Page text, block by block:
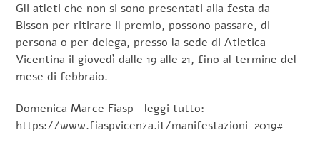
Gli atleti che non si sono presentati alla festa da
Bisson per ritirare il premio, possono passare, di
persona o per delega, presso la sede di Atletica
Vicentina il giovedì dalle 19 alle 21, fino al termine del
mese di febbraio.
Domenica Marce Fiasp –leggi tutto:
https://www.fiaspvicenza.it/manifestazioni-2019#